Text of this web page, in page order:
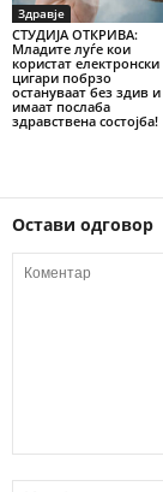
Здравје
СТУДИЈА ОТКРИВА:
Младите луѓе кои
користат електронски
цигари побрзо
остануваат без здив и
имаат послаба
здравствена состојба!
Остави одговор